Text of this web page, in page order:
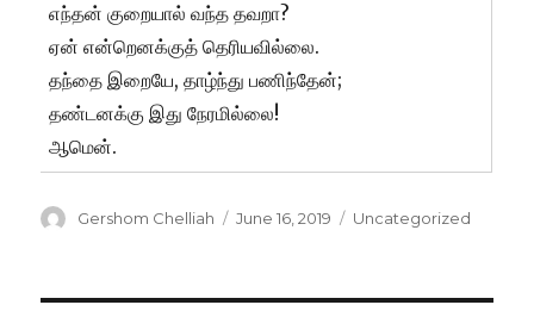
எந்தன் குறையால் வந்த தவறா?
ஏன் என்றெனக்குத் தெரியவில்லை.
தந்தை இறையே, தாழ்ந்து பணிந்தேன்;
தண்டனக்கு இது நேரமில்லை!
ஆமென்.
Author
Gershom Chelliah
Posted
June 16, 2019 Categories
Uncategorized